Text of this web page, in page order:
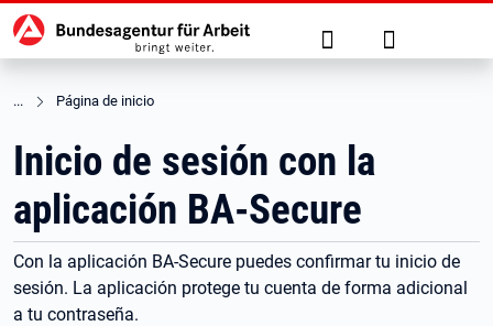
Ir al contenido principal
Hauptnavigation Suche Anmelden
Página de inicio
Inicio de sesión con la
aplicación BA-Secure
Con la aplicación BA-Secure puedes confirmar tu inicio de
sesión. La aplicación protege tu cuenta de forma adicional
a tu contraseña.